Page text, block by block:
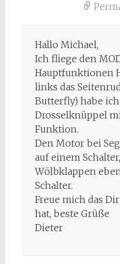
Hallo Michael,
Ich fliege den
Hauptfunktionen
links das
Butterfly) habe
Drosselknüppel
Funktion.
Den Motor bei
auf einem
Wölbklappen
Schalter.
Freue mich das
hat, beste Grüße
Dieter